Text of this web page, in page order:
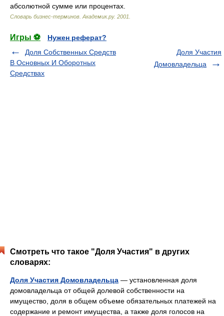
абсолютной сумме или процентах.
Словарь бизнес-терминов. Академик.ру. 2001
Игры ⚽
Нужен реферат?
Доля Собственных Средств
В Основных И Оборотных
Средствах
Доля Участия
Домовладельца
Смотреть что такое "Доля Участия" в других
словарях:
Доля Участия Домовладельца — установленная доля
домовладельца от общей долевой собственности на
имущество, доля в общем объеме обязательных платежей на
содержание и ремонт имущества, а также доля голосов на